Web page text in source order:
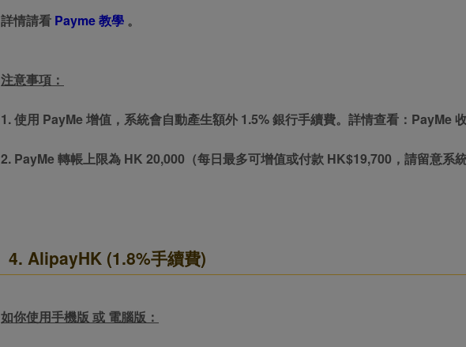
詳情請看 Payme 教學 。
注意事項：
1. 使用 PayMe 增值，系統會自動產生額外 1.5% 銀行手續費。詳情查看：PayMe
2. PayMe 轉帳上限為 HK 20,000（每日最多可增值或付款 HK$19,700，請留意系
4. AlipayHK (1.8%手續費)
如你使用手機版 或 電腦版：